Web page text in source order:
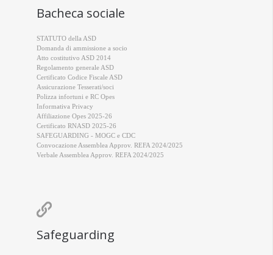
Bacheca sociale
STATUTO della ASD
Domanda di ammissione a socio
Atto costitutivo ASD 2014
Regolamento generale ASD
Certificato Codice Fiscale ASD
Assicurazione Tesserati/soci
Polizza infortuni e RC Opes
Informativa Privacy
Affiliazione Opes 2025-26
Certificato RNASD 2025-26
SAFEGUARDING - MOGC e CDC
Convocazione Assemblea Approv. REFA 2024/2025
Verbale Assemblea Approv. REFA 2024/2025

Safeguarding